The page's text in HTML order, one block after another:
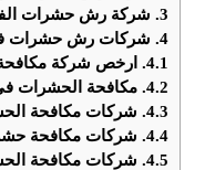
3. شركة رش حشرات
4. شركات رش حشرات
4.1.
ارخص شركة
4.2. مكافحة الحشرات
4.3. شركات مكافحة
4.4. شركات مكافحة
4.5. شركات مكافحة